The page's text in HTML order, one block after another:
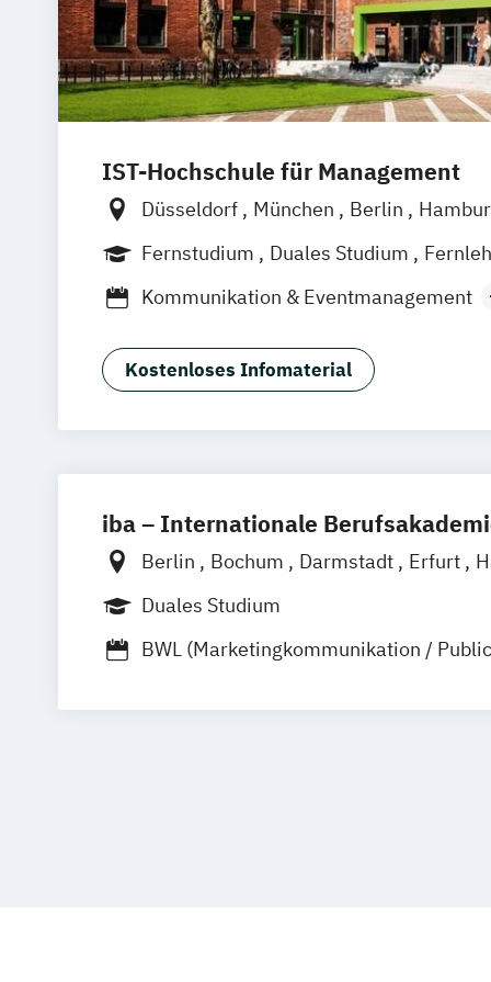
IST-Hochschule für Management
Düsseldorf München Berlin
Weil am Rhein
Frankfurt am Main
Innsbruck
Fernstudium Duales Studium
Kommunikation & Eventmanagement
Kommunikation & Medienmanagement
Studium)
Medienökonom (FH)
Public Relations Hochschulzertifikat
Kostenloses Infomaterial
iba – Internationale
Berlin Bochum Darmstadt Erfurt
Heidelberg
Duales Studium
BWL (Marketingkommunikation /